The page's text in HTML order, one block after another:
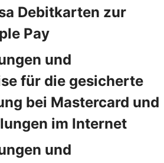
Debitkarten zur
Pay
und
für die gesicherte
bei Mastercard und
im Internet
und